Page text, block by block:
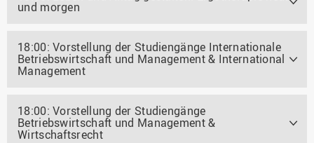
und morgen
18:00: Vorstellung der Studiengänge Internationale
Betriebswirtschaft und Management & International
Management
18:00: Vorstellung der Studiengänge
Betriebswirtschaft und Management &
Wirtschaftsrecht